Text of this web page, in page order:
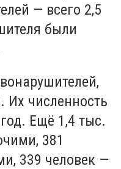
— всего 2,5
были
Их численность
Ещё 1,4 тыс.
381
339 человек —